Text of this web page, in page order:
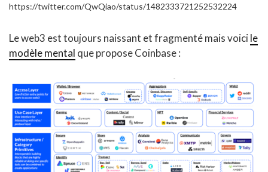
https://twitter.com/QwQiao/status/1482333721252532224
Le web3 est toujours naissant et fragmenté mais voicile
modèle mental que propose Coinbase :